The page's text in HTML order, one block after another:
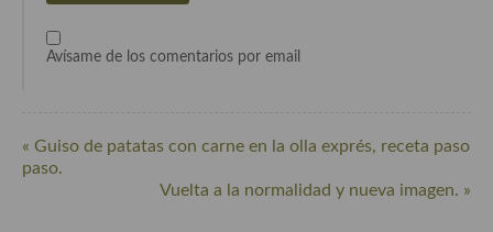
Avísame de los comentarios por email
« Guiso de patatas con carne en la olla exprés, receta paso
paso.
Vuelta a la normalidad y nueva imagen. »